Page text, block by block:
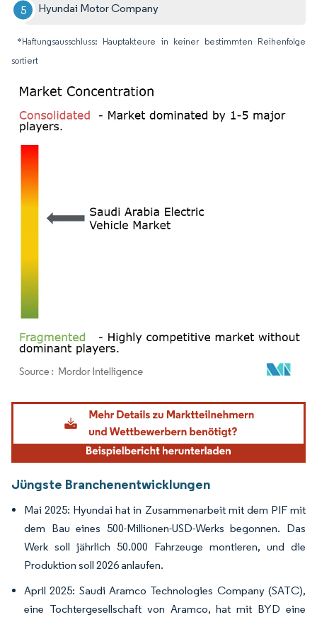
Hyundai Motor Company
*Haftungsausschluss: Hauptakteure in keiner bestimmten Reihenfolge
sortiert
Bild © Mordor Intelligence. Wiederverwendung erfordert Namensnennung gemäß
Jüngste Branchenentwicklungen
Mai 2025: Hyundai hat in Zusammenarbeit mit dem PIF mit
dem Bau eines 500-Millionen-USD-Werks begonnen. Das
Werk soll jährlich 50.000 Fahrzeuge montieren, und die
Produktion soll 2026 anlaufen.
April 2025: Saudi Aramco Technologies Company (SATC),
eine Tochtergesellschaft von Aramco, hat mit BYD eine